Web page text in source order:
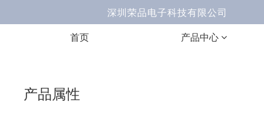
首页 产品中心
深圳荣品电子科技有限
产品属性